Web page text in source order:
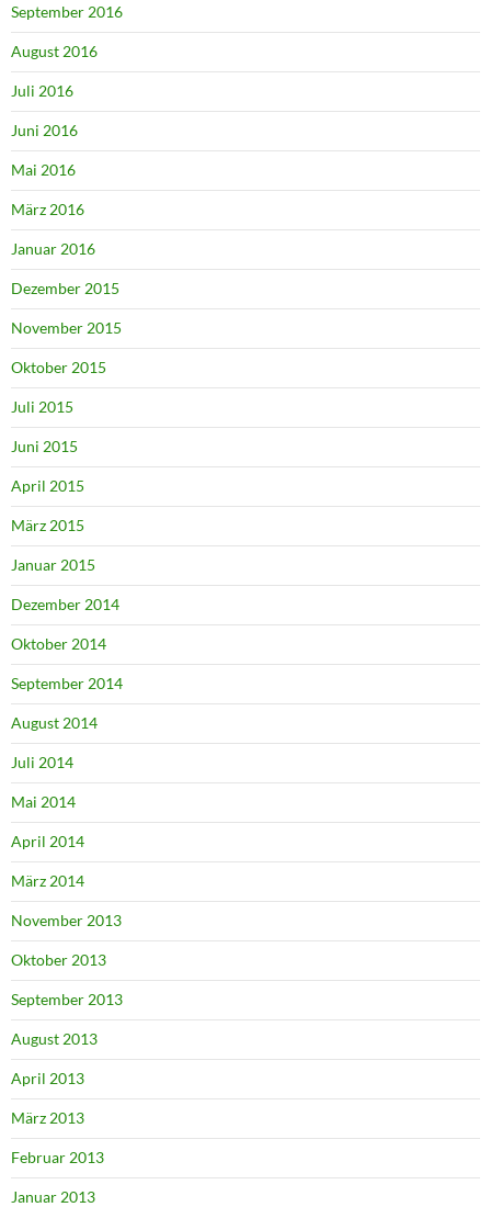
September 2016
August 2016
Juli 2016
Juni 2016
Mai 2016
März 2016
Januar 2016
Dezember 2015
November 2015
Oktober 2015
Juli 2015
Juni 2015
April 2015
März 2015
Januar 2015
Dezember 2014
Oktober 2014
September 2014
August 2014
Juli 2014
Mai 2014
April 2014
März 2014
November 2013
Oktober 2013
September 2013
August 2013
April 2013
März 2013
Februar 2013
Januar 2013